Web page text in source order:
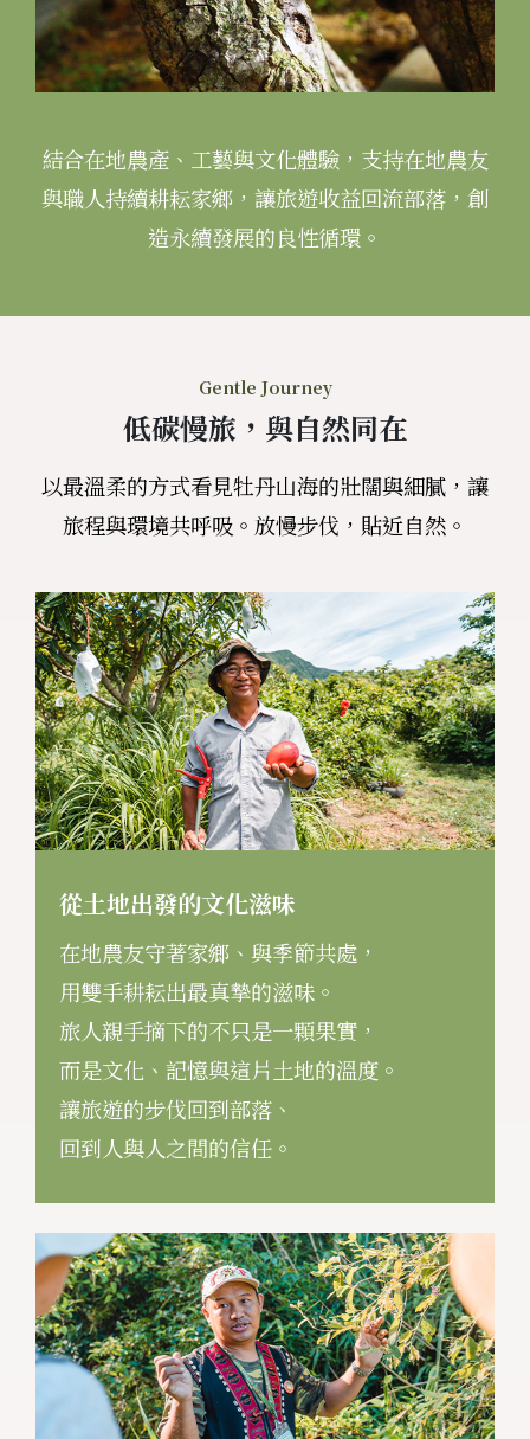
結合在地農產、工藝與文化體驗，支持在地農友
與職人持續耕耘家鄉，讓旅遊收益回流部落，創
造永續發展的良性循環。
Gentle Journey
低碳慢旅，與自然同在
以最溫柔的方式看見牡丹山海的壯闊與細膩，讓
旅程與環境共呼吸。放慢步伐，貼近自然。
從土地出發的文化滋味
在地農友守著家鄉、與季節共處，
用雙手耕耘出最真摯的滋味。
旅人親手摘下的不只是一顆果實，
而是文化、記憶與這片土地的溫度。
讓旅遊的步伐回到部落、
回到人與人之間的信任。